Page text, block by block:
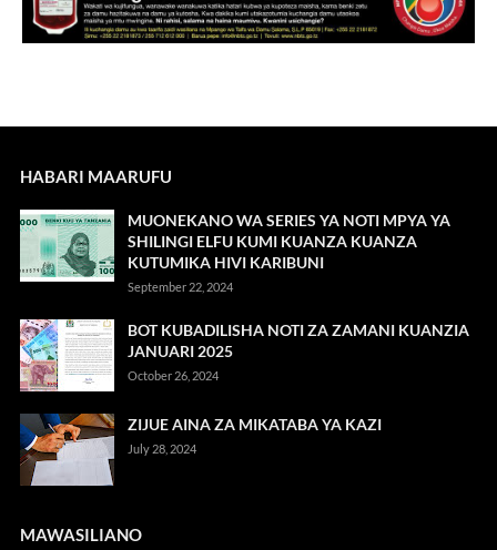
HABARI MAARUFU
MUONEKANO WA SERIES YA NOTI MPYA YA
SHILINGI ELFU KUMI KUANZA KUANZA
KUTUMIKA HIVI KARIBUNI
September 22, 2024
BOT KUBADILISHA NOTI ZA ZAMANI KUANZIA
JANUARI 2025
October 26, 2024
ZIJUE AINA ZA MIKATABA YA KAZI
July 28, 2024
MAWASILIANO